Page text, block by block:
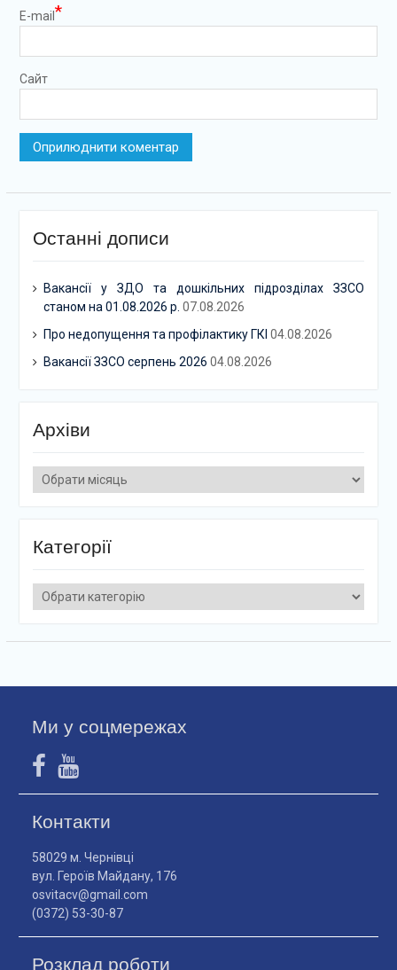
E-mail *
Сайт
Останні дописи
Вакансії у ЗДО та дошкільних підрозділах ЗЗСО
станом на 01.08.2026 р. 07.08.2026
Про недопущення та профілактику ГКІ 04.08.2026
Вакансії ЗЗСО серпень 2026 04.08.2026
Архіви
Архіви
Категорії
Категорії
Ми у соцмережах
Контакти
58029 м. Чернівці
вул. Героїв Майдану, 176
osvitacv@gmail.com
(0372) 53-30-87
Розклад роботи